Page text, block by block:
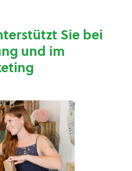
Sie bei
und im